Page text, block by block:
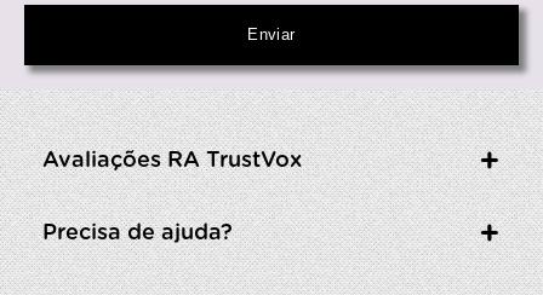
Avaliações RA TrustVox
Precisa de ajuda?